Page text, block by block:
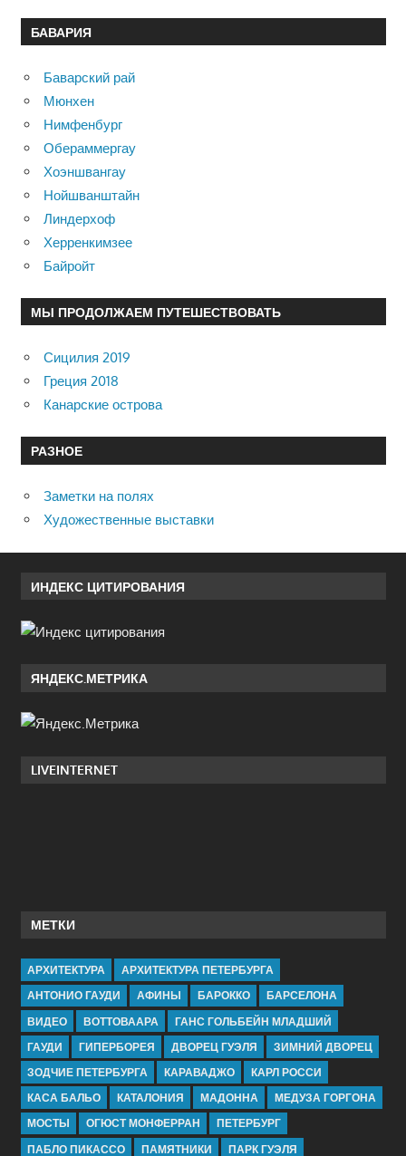
БАВАРИЯ
Баварский рай
Мюнхен
Нимфенбург
Обераммергау
Хоэншвангау
Нойшванштайн
Линдерхоф
Херренкимзее
Байройт
МЫ ПРОДОЛЖАЕМ ПУТЕШЕСТВОВАТЬ
Сицилия 2019
Греция 2018
Канарские острова
РАЗНОЕ
Заметки на полях
Художественные выставки
ИНДЕКС ЦИТИРОВАНИЯ
ЯНДЕКС.МЕТРИКА
LIVEINTERNET
МЕТКИ
АРХИТЕКТУРА
АРХИТЕКТУРА ПЕТЕРБУРГА
АНТОНИО ГАУДИ
АФИНЫ БАРОККО
БАРСЕЛОНА
ВИДЕО
ВОТТОВААРА
ГАНС ГОЛЬБЕЙН МЛАДШИЙ
ГАУДИ
ГИПЕРБОРЕЯ ДВОРЕЦ ГУЭЛЯ
ЗИМНИЙ ДВОРЕЦ
ЗОДЧИЕ ПЕТЕРБУРГА
КАРАВАДЖО
КАРЛ РОССИ
КАСА БАЛЬО
КАТАЛОНИЯ МАДОННА
МЕДУЗА ГОРГОНА
МОСТЫ
ОГЮСТ МОНФЕРРАН
ПЕТЕРБУРГ
ПАБЛО ПИКАССО
ПАМЯТНИКИ ПАРК ГУЭЛЯ